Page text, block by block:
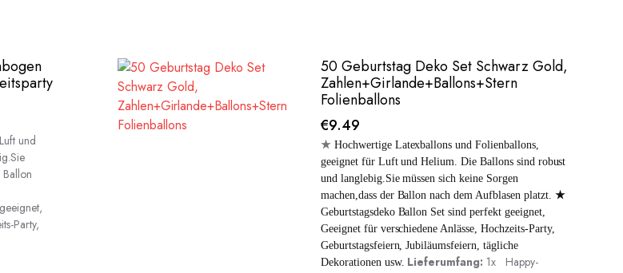
und
Party,
50 Geburtstag Deko Set Schwarz Gold,
Zahlen+Girlande+Ballons+Stern
Folienballons
€9.49
★ Hochwertige Latexballons und Folienballons,
geeignet für Luft und Helium. Die Ballons sind robust
und langlebig.Sie müssen sich keine Sorgen
machen,dass der Ballon nach dem Aufblasen platzt. ★
Geburtstagsdeko Ballon Set sind perfekt geeignet,
Geeignet für verschiedene Anlässe, Hochzeits-Party,
Geburtstagsfeiern, Jubiläumsfeiern, tägliche
Dekorationen usw. Lieferumfang: 1x Happy-